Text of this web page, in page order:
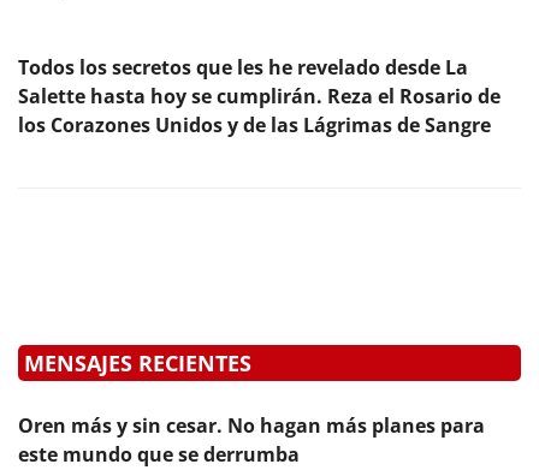
Todos los secretos que les he revelado desde La
Salette hasta hoy se cumplirán. Reza el Rosario de
los Corazones Unidos y de las Lágrimas de Sangre
MENSAJES RECIENTES
Oren más y sin cesar. No hagan más planes para
este mundo que se derrumba